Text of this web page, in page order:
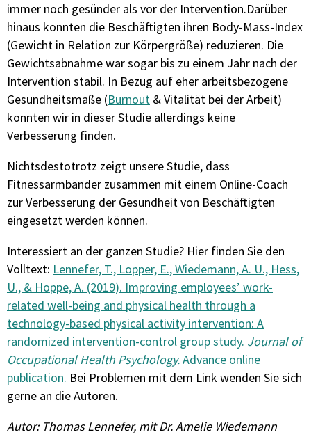
immer noch gesünder als vor der Intervention.Darüber
hinaus konnten die Beschäftigten ihren Body-Mass-Index
(Gewicht in Relation zur Körpergröße) reduzieren. Die
Gewichtsabnahme war sogar bis zu einem Jahr nach der
Intervention stabil. In Bezug auf eher arbeitsbezogene
Gesundheitsmaße (Burnout & Vitalität bei der Arbeit)
konnten wir in dieser Studie allerdings keine
Verbesserung finden.
Nichtsdestotrotz zeigt unsere Studie, dass
Fitnessarmbänder zusammen mit einem Online-Coach
zur Verbesserung der Gesundheit von Beschäftigten
eingesetzt werden können.
Interessiert an der ganzen Studie? Hier finden Sie den
Volltext: Lennefer, T., Lopper, E., Wiedemann, A. U., Hess,
U., & Hoppe, A. (2019). Improving employees’ work-
related well-being and physical health through a
technology-based physical activity intervention: A
randomized intervention-control group study. Journal of
Occupational Health Psychology.Advance online
publication. Bei Problemen mit dem Link wenden Sie sich
gerne an die Autoren.
Autor: Thomas Lennefer, mit Dr. Amelie Wiedemann